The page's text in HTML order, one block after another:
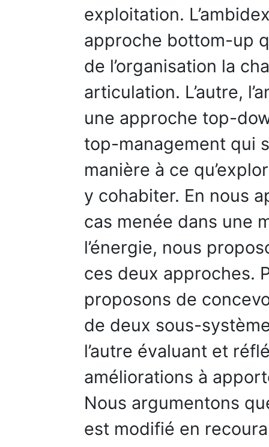
exploitation.
approche bottom-up
de l’organisation la
articulation. L’autre,
une approche top-
top-management qui
manière à ce
y cohabiter. En nous
cas menée dans une
l’énergie, nous
ces deux approches.
proposons de
de deux sous-
l’autre évaluant et
améliorations à
Nous argumentons
est modifié en